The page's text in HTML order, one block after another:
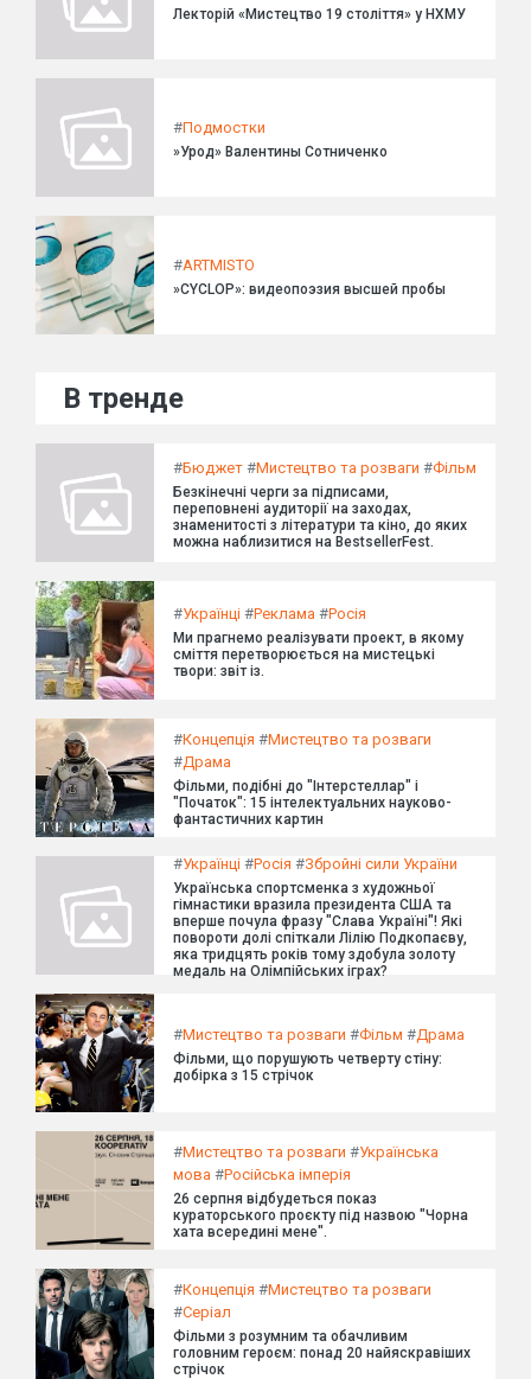
Лекторій «Мистецтво 19 століття» у НХМУ
#Подмостки
»Урод» Валентины Сотниченко
#ARTMISTO
»CYCLOP»: видеопоэзия высшей пробы
В тренде
#Бюджет #Мистецтво та розваги #Фільм
Безкінечні черги за підписами,
переповнені аудиторії на заходах,
знаменитості з літератури та кіно, до яких
можна наблизитися на BestsellerFest.
#Українці #Реклама #Росія
Ми прагнемо реалізувати проект, в якому
сміття перетворюється на мистецькі
твори: звіт із.
#Концепція #Мистецтво та розваги
#Драма
Фільми, подібні до "Інтерстеллар" і
"Початок": 15 інтелектуальних науково-
фантастичних картин
#Українці #Росія #Збройні сили України
Українська спортсменка з художньої
гімнастики вразила президента США та
вперше почула фразу "Слава Україні"! Які
повороти долі спіткали Лілію Подкопаєву,
яка тридцять років тому здобула золоту
медаль на Олімпійських іграх?
#Мистецтво та розваги #Фільм #Драма
Фільми, що порушують четверту стіну:
добірка з 15 стрічок
#Мистецтво та розваги #Українська
мова #Російська імперія
26 серпня відбудеться показ
кураторського проєкту під назвою "Чорна
хата всередині мене".
#Концепція #Мистецтво та розваги
#Серіал
Фільми з розумним та обачливим
головним героєм: понад 20 найяскравіших
стрічок